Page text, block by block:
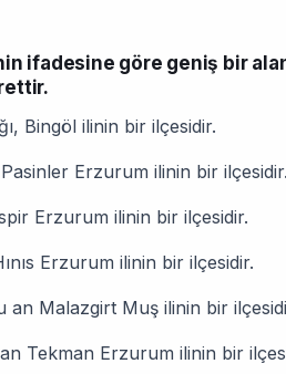
ifadesine göre geniş bir
Bingöl ilinin bir ilçesidir.
Erzurum ilinin bir ilçesidir.
Erzurum ilinin bir ilçesidir.
Erzurum ilinin bir ilçesidir.
an Malazgirt Muş ilinin bir
Tekman Erzurum ilinin bir